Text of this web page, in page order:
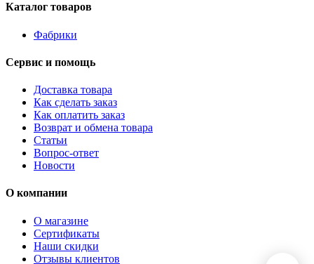
Каталог товаров
Фабрики
Сервис и помощь
Доставка товара
Как сделать заказ
Как оплатить заказ
Возврат и обмена товара
Статьи
Вопрос-ответ
Новости
О компании
О магазине
Сертификаты
Наши скидки
Отзывы клиентов